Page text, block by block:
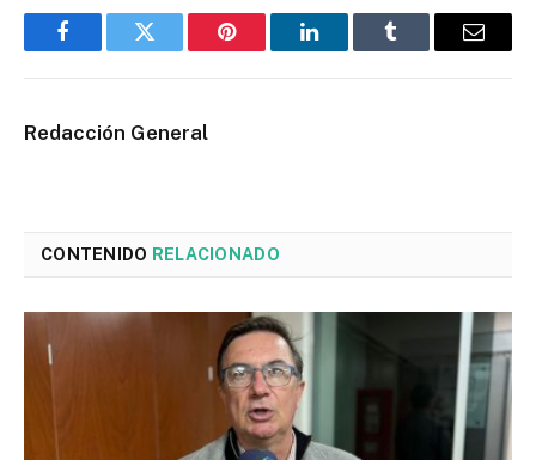
FacebookTwitter Pinterest LinkedInTumblr Email
Redacción General
CONTENIDO RELACIONADO